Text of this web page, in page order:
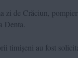
zi de Crăciun,
Denta.
timișeni au fost